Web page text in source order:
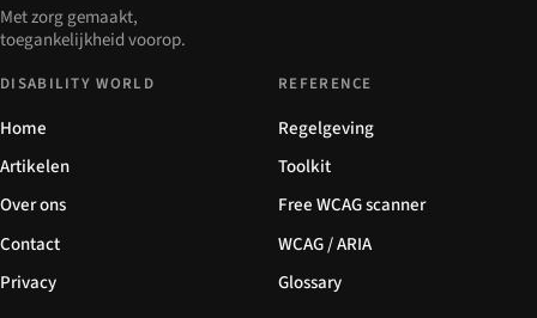
Met zorg gemaakt,
toegankelijkheid voorop.
DISABILITY WORLD
Home
Artikelen
Over ons
Contact
Privacy
REFERENCE
Regelgeving
Toolkit
Free WCAG scanner
WCAG / ARIA
Glossary